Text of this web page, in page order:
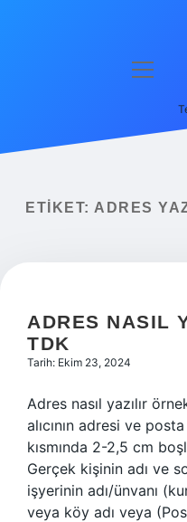
menüyü
ETIKET: ADRES
ADRES NASIL
TDK
Tarih: Ekim 23, 2024
Adres nasıl yazılır
alıcının adresi ve
kısmında 2-2,5 cm
Gerçek kişinin adı ve
işyerinin adı/ünvanı
veya köy adı veya